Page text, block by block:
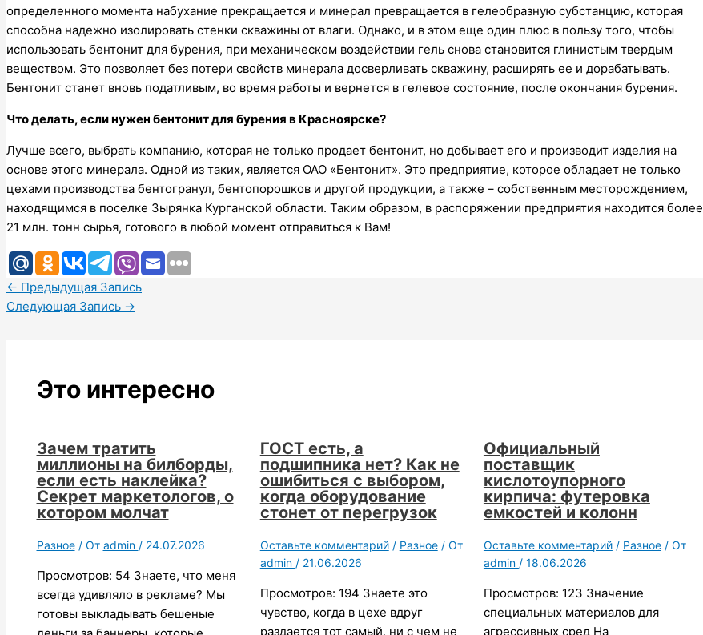
определенного момента набухание прекращается и минерал превращается в гелеобразную субстанцию, которая
способна надежно изолировать стенки скважины от влаги. Однако, и в этом еще один плюс в пользу того, чтобы
использовать бентонит для бурения, при механическом воздействии гель снова становится глинистым твердым
веществом. Это позволяет без потери свойств минерала досверливать скважину, расширять ее и дорабатывать.
Бентонит станет вновь податливым, во время работы и вернется в гелевое состояние, после окончания бурения.
Что делать, если нужен бентонит для бурения в Красноярске?
Лучше всего, выбрать компанию, которая не только продает бентонит, но добывает его и производит изделия на
основе этого минерала. Одной из таких, является ОАО «Бентонит». Это предприятие, которое обладает не только
цехами производства бентогранул, бентопорошков и другой продукции, а также – собственным месторождением,
находящимся в поселке Зырянка Курганской области. Таким образом, в распоряжении предприятия находится более
21 млн. тонн сырья, готового в любой момент отправиться к Вам!
← Предыдущая Запись
Следующая Запись →
Это интересно
Зачем тратить
миллионы на билборды,
если есть наклейка?
Секрет маркетологов, о
котором молчат
Разное/ От admin / 24.07.2026
Просмотров: 54 Знаете, что меня
всегда удивляло в рекламе? Мы
готовы выкладывать бешеные
ГОСТ есть, а
подшипника нет? Как не
ошибиться с выбором,
когда оборудование
стонет от перегрузок
Оставьте комментарий / Разное/ От
admin / 21.06.2026
Просмотров: 194 Знаете это
чувство, когда в цехе вдруг
раздается тот самый, ни с чем не
Официальный
поставщик
кислотоупорного
кирпича: футеровка
емкостей и колонн
Оставьте комментарий / Разное/ От
admin / 18.06.2026
Просмотров: 123 Значение
специальных материалов для
агрессивных сред На